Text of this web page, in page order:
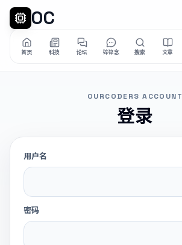
OC
首页 科技 论坛 碎碎念 搜索 文章
OURCODERS ACCOUNT
登录
用户名
密码